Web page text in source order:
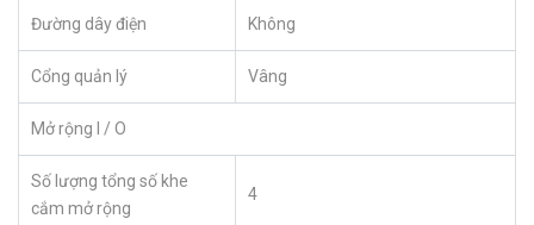
Đường dây điện Không
Cổng quản lý Vâng
Mở rộng I / O
Số lượng tổng số khe
cắm mở rộng
4